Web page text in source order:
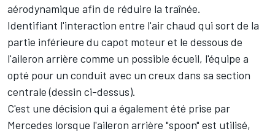
aérodynamique afin de réduire la traînée.
Identifiant l'interaction entre l'air chaud qui sort de la
partie inférieure du capot moteur et le dessous de
l'aileron arrière comme un possible écueil, l'équipe a
opté pour un conduit avec un creux dans sa section
centrale (dessin ci-dessus).
C'est une décision qui a également été prise par
Mercedes lorsque l'aileron arrière "spoon" est utilisé,